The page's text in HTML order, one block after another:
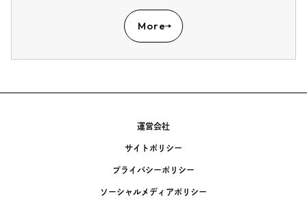
More
運営会社
サイトポリシー
プライバシーポリシー
ソーシャルメディアポリシー